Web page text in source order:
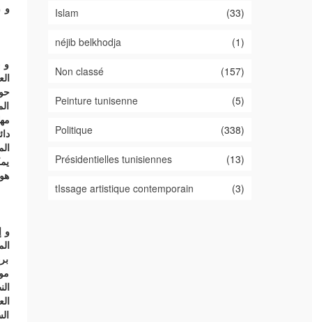
و
و
و
Islam (33)
néjib belkhodja (1)
Non classé (157)
Peinture tunisenne (5)
Politique (338)
Présidentielles tunisiennes (13)
tIssage artistique contemporain (3)